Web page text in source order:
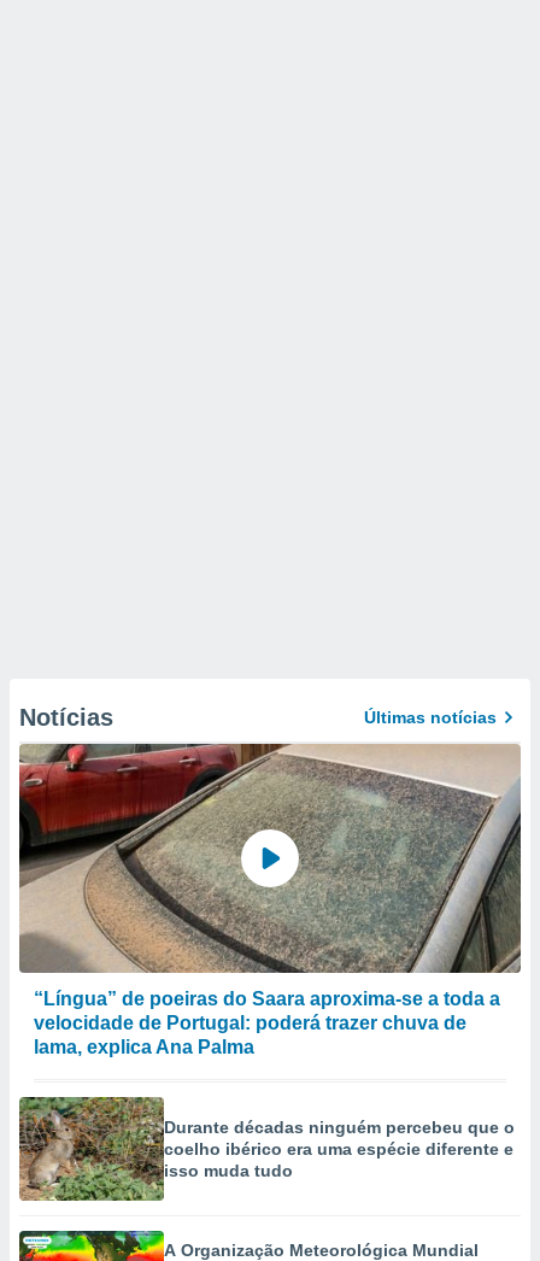
Notícias Últimas notícias
“Língua” de poeiras do Saara aproxima-se a toda a
velocidade de Portugal: poderá trazer chuva de
lama, explica Ana Palma
Durante décadas ninguém percebeu que o
coelho ibérico era uma espécie diferente e
isso muda tudo
A Organização Meteorológica Mundial